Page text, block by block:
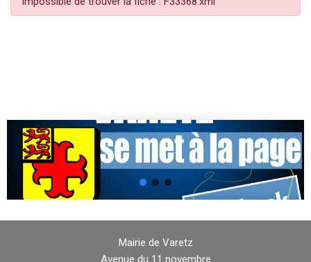
Mairie de Varetz
Avenue du 11 novembre